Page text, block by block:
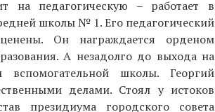
на педагогическую – работает в
школы № 1. Его педагогический
Он награждается орденом
А незадолго до выхода на
школы. Георгий
делами. Стоял у истоков
президиума городского совета